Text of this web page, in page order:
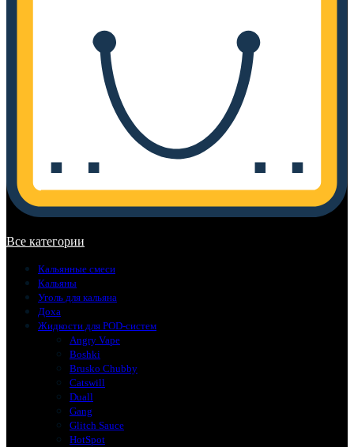
Все категории
Кальянные смеси
Кальяны
Уголь для кальяна
Доха
Жидкости для POD-систем
Angry Vape
Boshki
Brusko Chubby
Catswill
Duall
Gang
Glitch Sauce
HotSpot